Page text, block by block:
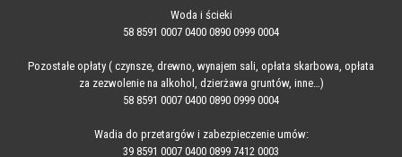
Woda i ścieki
58 8591 0007 0400 0890 0999 0004
Pozostałe opłaty ( czynsze, drewno, wynajem sali, opłata skarbowa, opłata
za zezwolenie na alkohol, dzierżawa gruntów, inne…)
58 8591 0007 0400 0890 0999 0004
Wadia do przetargów i zabezpieczenie umów:
39 8591 0007 0400 0899 7412 0003